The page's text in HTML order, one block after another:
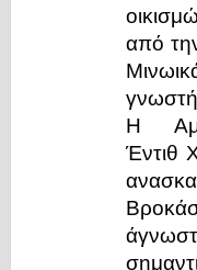
από
Η
Έντιθ